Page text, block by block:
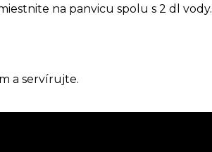
na panvicu spolu s 2 dl vody.
a servírujte.